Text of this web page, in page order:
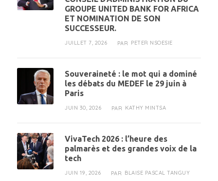
GROUPE UNITED BANK FOR AFRICA
ET NOMINATION DE SON
SUCCESSEUR.
JUILLET 7, 2026 PAR PETER NSOESIE
Souveraineté : le mot qui a dominé
les débats du MEDEF le 29 juin à
Paris
JUIN 30, 2026 PAR KATHY MINTSA
VivaTech 2026 : l’heure des
palmarès et des grandes voix de la
tech
JUIN 19, 2026 PAR BLAISE PASCAL TANGUY